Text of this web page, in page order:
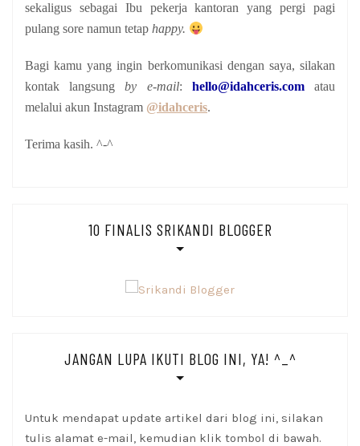
sekaligus sebagai Ibu pekerja kantoran yang pergi pagi
pulang sore namun tetap happy.
Bagi kamu yang ingin berkomunikasi dengan saya, silakan
kontak langsungby e-mail: hello@idahceris.com
atau
melalui akun Instagram @idahceris.
Terima kasih. ^-^
10 FINALIS SRIKANDI BLOGGER
JANGAN LUPA IKUTI BLOG INI, YA! ^_^
Untuk mendapat update artikel dari blog ini, silakan
tulis alamat e-mail, kemudian klik tombol di bawah.